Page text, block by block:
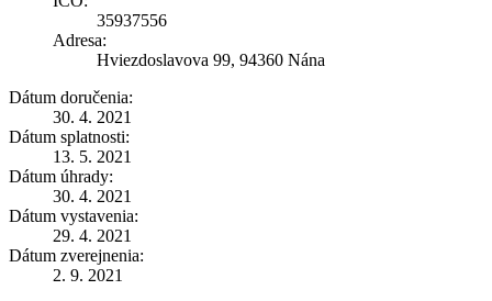
35937556
Adresa:
Hviezdoslavova 99, 94360 Nána
Dátum doručenia:
30. 4. 2021
Dátum splatnosti:
13. 5. 2021
Dátum úhrady:
30. 4. 2021
Dátum vystavenia:
29. 4. 2021
Dátum zverejnenia:
2. 9. 2021